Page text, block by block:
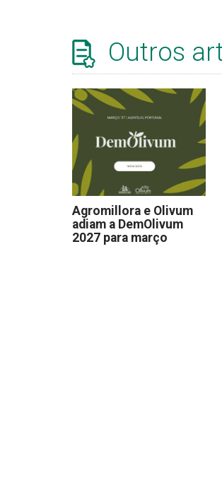
Outros
Agromillora e Olivum
adiam a DemOlivum
2027 para março